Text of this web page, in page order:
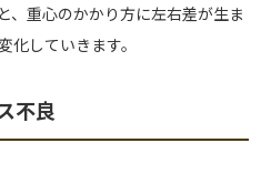
、重心のかかり方に左右差が生ま
化していきます。
不良